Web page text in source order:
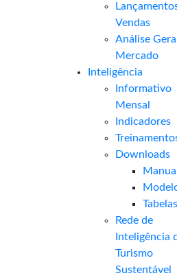
Vendas
Análise
Mercado
Inteligência
Informativo
Mensal​
Indicadores
Downloads
Tabelas
Rede de
Inteligência
Turismo
Sustentável